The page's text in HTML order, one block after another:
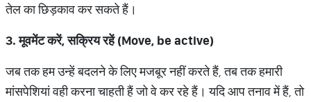
तेल का छिड़काव कर सकते हैं।
3.मूवमेंट करें,सक्रिय रहें (Move, be active)
जब तक हम उन्हें बदलने के लिए मजबूर नहीं करते हैं, तब तक हमारी
मांसपेशियां वही करना चाहती हैं जो वे कर रहे हैं। यदि आप तनाव में हैं, तो